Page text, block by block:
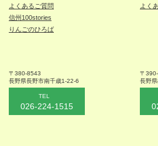
よくあるご質問
信州100stories
りんごのひろば
〒380-8543
長野県長野市南千歳1-22-6
TEL
026-224-1515
よく
〒
長野